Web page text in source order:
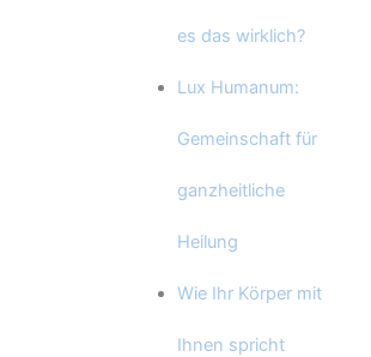
es das wirklich?
Lux Humanum:
Gemeinschaft für
ganzheitliche
Heilung
Wie Ihr Körper mit
Ihnen spricht